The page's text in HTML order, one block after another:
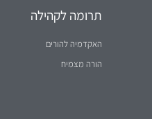
תרומה לקהילה
האקדמיה להורים
הורה מצמיח